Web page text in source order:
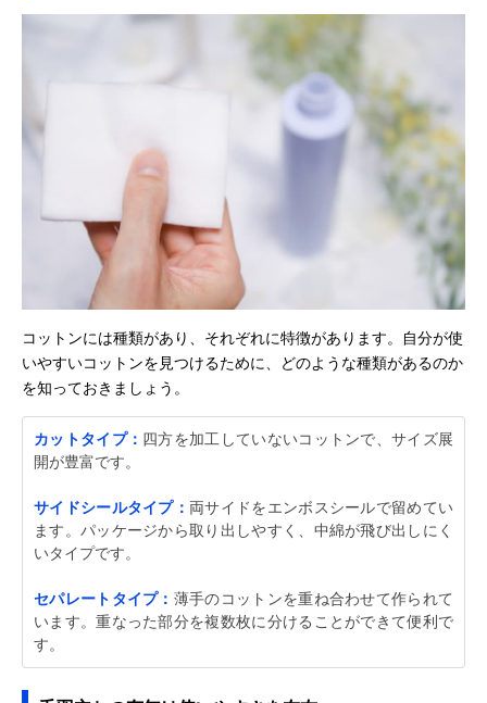
コットンには種類があり、それぞれに特徴があります。自分が使
いやすいコットンを見つけるために、どのような種類があるのか
を知っておきましょう。
カットタイプ： 四方を加工していないコットンで、サイズ展
開が豊富です。
サイドシールタイプ： 両サイドをエンボスシールで留めてい
ます。パッケージから取り出しやすく、中綿が飛び出しにく
いタイプです。
セパレートタイプ： 薄手のコットンを重ね合わせて作られて
います。重なった部分を複数枚に分けることができて便利で
す。